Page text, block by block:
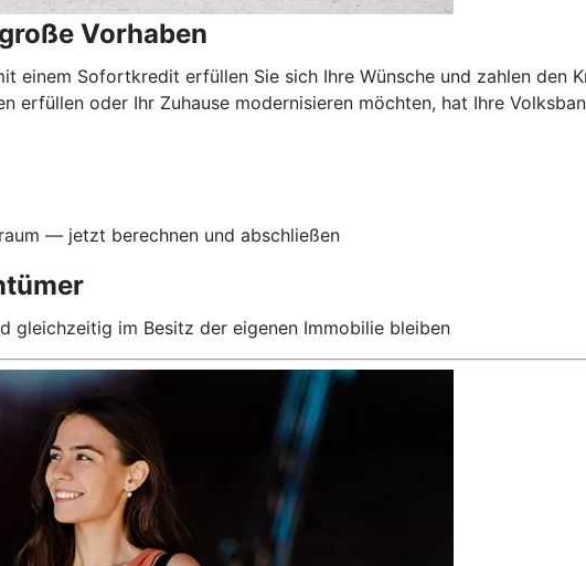
Vorhaben
einem Sofortkredit erfüllen Sie sich Ihre Wünsche und zahlen den
erfüllen oder Ihr Zuhause modernisieren möchten, hat Ihre
— jetzt berechnen und abschließen
gleichzeitig im Besitz der eigenen Immobilie bleiben